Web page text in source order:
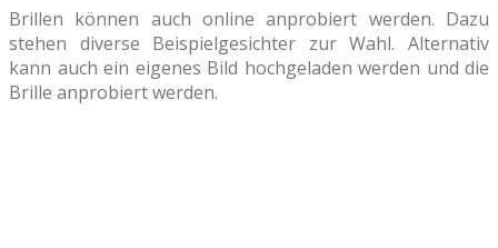
Brillen können auch online anprobiert werden. Dazu
stehen diverse Beispielgesichter zur Wahl. Alternativ
kann auch ein eigenes Bild hochgeladen werden und die
Brille anprobiert werden.